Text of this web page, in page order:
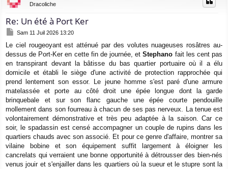
Dracoliche
Re: Un été à Port Ker
M
s
s
a
e
Sam 11 Juil 2026 13:20
Le ciel rougeoyant est atténué par des volutes nuageuses rosâtres au-
dessus de Port-Ker en cette fin de journée, etStephano fait les cent pas
en transpirant devant la bâtisse du bas quartier portuaire où il a élu
domicile et établi le siège d'une activité de protection rapprochée qui
prend lentement son essor. Le jeune homme s'est paré d'une armure
matelassée et porte au côté droit une épée longue dont la garde
brinquebale et sur son flanc gauche une épée courte pendouille
mollement dans son fourreau à chacun de ses pas nerveux. La tenue est
volontairement démonstrative et très peu adaptée à la saison. Car ce
soir, le spadassin est censé accompagner un couple de rupins dans les
quartiers chauds avec son associé. Et pour ce genre d'affaire, montrer sa
vilaine bobine et son équipement suffit largement à éloigner les
cancrelats qui verraient une bonne opportunité à détrousser des bien-nés
venus jouir et s'enjailler dans les quartiers où la sueur et le stupre sont la